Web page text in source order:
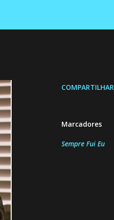
COMPARTILHAR
Marcadores
Sempre Fui Eu